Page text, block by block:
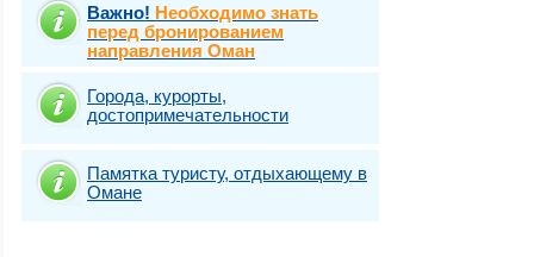
Важно! Необходимо знать
перед бронированием
направления Оман
Города, курорты,
достопримечательности
Памятка туристу, отдыхающему в
Омане